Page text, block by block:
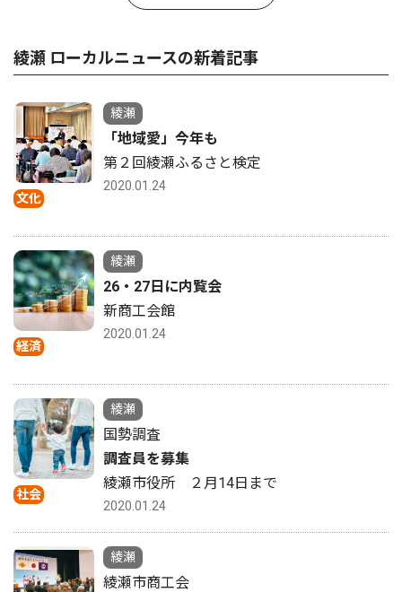
綾瀬 ローカルニュースの新着記事
文化
綾瀬
「地域愛」今年も
第２回綾瀬ふるさと検定
2020.01.24
経済
綾瀬
26・27日に内覧会
新商工会館
2020.01.24
社会
綾瀬
国勢調査
調査員を募集
綾瀬市役所 ２月14日まで
2020.01.24
綾瀬
綾瀬市商工会